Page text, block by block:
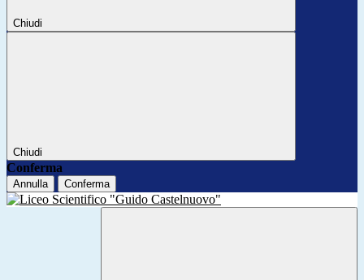
Chiudi
Chiudi
Conferma
Annulla Conferma